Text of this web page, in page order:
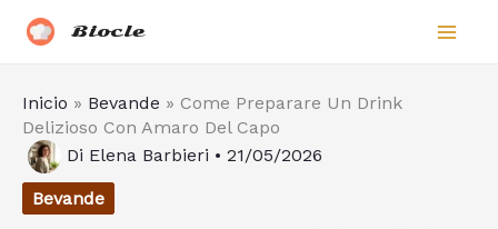
Biocle
Inicio » Bevande » Come Preparare Un Drink
Delizioso Con Amaro Del Capo
Di Elena Barbieri • 21/05/2026
Bevande